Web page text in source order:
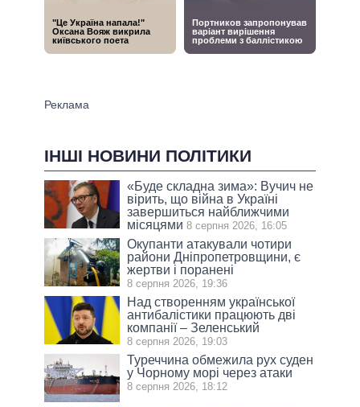
ІНШІ НОВИНИ ПОЛІТИКИ
«Буде складна зима»: Вучич не
вірить, що війна в Україні
завершиться найближчими
місяцями 8 серпня 2026, 16:05
Окупанти атакували чотири
райони Дніпропетровщини, є
жертви і поранені
8 серпня 2026, 19:36
Над створенням української
антибалістики працюють дві
компанії – Зеленський
8 серпня 2026, 19:03
Туреччина обмежила рух суден
у Чорному морі через атаки
8 серпня 2026, 18:12